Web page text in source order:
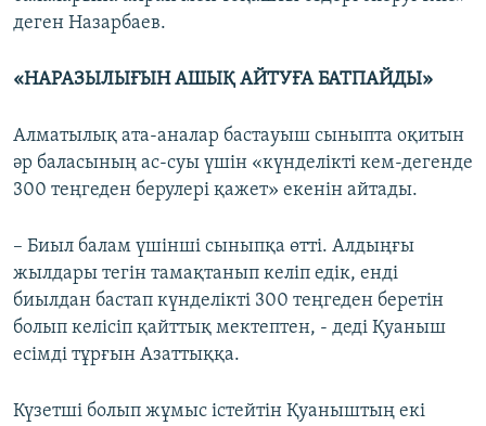
деген Назарбаев.
«НАРАЗЫЛЫҒЫН АШЫҚ АЙТУҒА БАТПАЙДЫ»
Алматылық ата-аналар бастауыш сыныпта оқитын
әр баласының ас-суы үшін «күнделікті кем-дегенде
300 теңгеден берулері қажет» екенін айтады.
– Биыл балам үшінші сыныпқа өтті. Алдыңғы
жылдары тегін тамақтанып келіп едік, енді
биылдан бастап күнделікті 300 теңгеден беретін
болып келісіп қайттық мектептен, - деді Қуаныш
есімді тұрғын Азаттыққа.
Күзетші болып жұмыс істейтін Қуаныштың екі